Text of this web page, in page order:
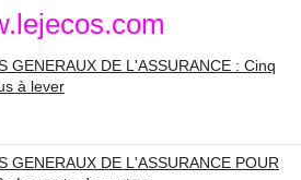
GENERAUX DE L'ASSURANCE : Cinq
à lever
GENERAUX DE L'ASSURANCE POUR